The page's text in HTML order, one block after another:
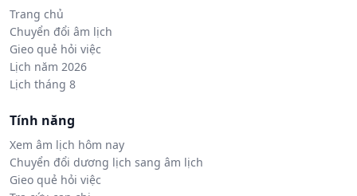
Trang chủ
Chuyển đổi âm lịch
Gieo quẻ hỏi việc
Lịch năm 2026
Lịch tháng 8
Tính năng
Xem âm lịch hôm nay
Chuyển đổi dương lịch sang âm lịch
Gieo quẻ hỏi việc